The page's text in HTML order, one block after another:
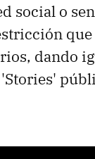
social o
dando